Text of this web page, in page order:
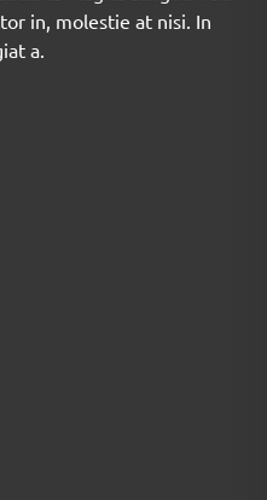
in, molestie at nisi. In
a.